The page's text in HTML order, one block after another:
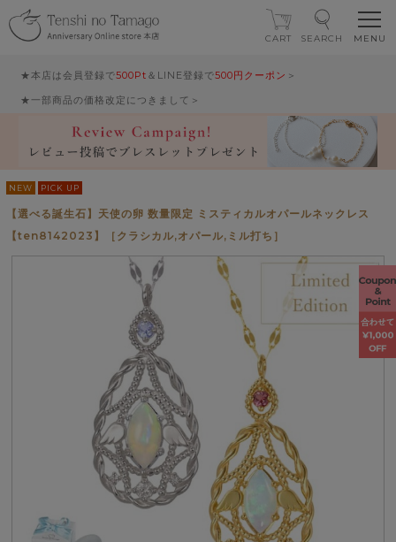
★本店は会員登録で500Pt ＆LINE登録で500円クーポン ＞
★一部商品の価格改定につきまして＞
CART SEARCH
NEW PICK UP
【選べる誕生石】天使の卵 数量限定 ミスティカルオパールネックレス
【ten8142023】［クラシカル,オパール,ミル打ち］